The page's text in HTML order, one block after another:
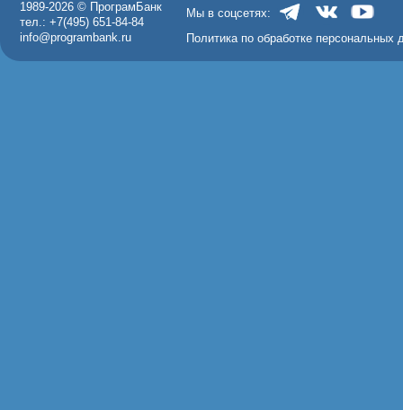
1989-2026 © ПрограмБанк
тел.: +7(495) 651-84-84
info@programbank.ru
Мы в соцсетях:
Политика по обработке персональных